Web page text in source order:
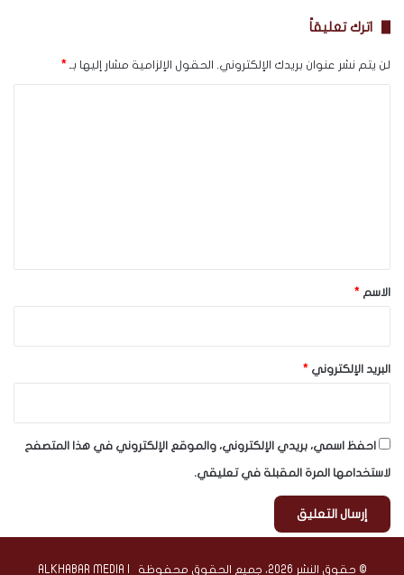
اترك تعليقاً
لن يتم نشر عنوان بريدك الإلكتروني. الحقول الإلزامية مشار إليها بـ *
*الاسم *
البريد الإلكتروني *
احفظ اسمي، بريدي الإلكتروني، والموقع الإلكتروني في هذا المتصفح
لاستخدامها المرة المقبلة في تعليقي.
© حقوق النشر 2026، جميع الحقوق محفوظة | ALKHABAR MEDIA